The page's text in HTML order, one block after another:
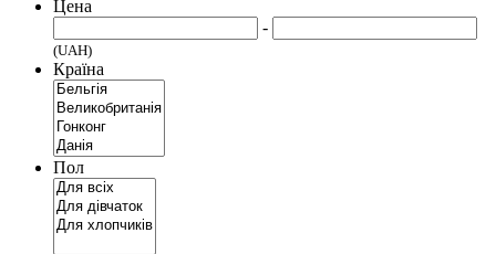
Цена
-
(UAH)
Країна
Пол